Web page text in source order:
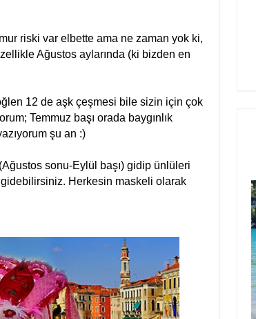
riski var elbette ama ne zaman yok ki,
Ağustos aylarında (ki bizden en
12 de aşk çeşmesi bile sizin için çok
Temmuz başı orada baygınlık
şu an :)
sonu-Eylül başı) gidip ünlüleri
Herkesin maskeli olarak